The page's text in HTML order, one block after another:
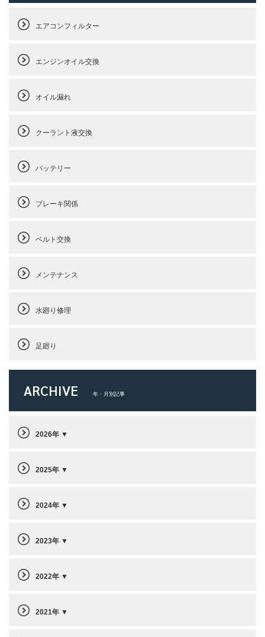
エアコンフィルター
エンジンオイル交換
オイル漏れ
クーラント液交換
バッテリー
ブレーキ関係
ベルト交換
メンテナンス
水廻り修理
足廻り
ARCHIVE 年・月別記事
2026年
2025年
2024年
2023年
2022年
2021年